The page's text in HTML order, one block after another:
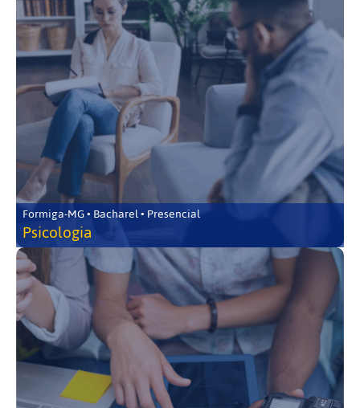
Formiga-MG • Bacharel • Presencial
Psicologia